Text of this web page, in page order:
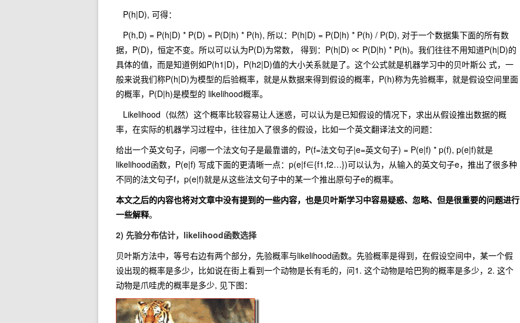
P(h|D), 可得：
P(h,D) = P(h|D) * P(D) = P(D|h) * P(h), 所以：P(h|D) = P(D|h) * P(h) / P(D), 对于一个数据集下面的所有数
据，P(D)，恒定不变。所以可以认为P(D)为常数， 得到：P(h|D) ∝ P(D|h) * P(h)。我们往往不用知道P(h|D)的
具体的值，而是知道例如P(h1|D)，P(h2|D)值的大小关系就是了。这个公式就是机器学习中的贝叶斯公 式，一
般来说我们称P(h|D)为模型的后验概率，就是从数据来得到假设的概率，P(h)称为先验概率，就是假设空间里面
的概率，P(D|h)是模型的 likelihood概率。
Likelihood（似然）这个概率比较容易让人迷惑，可以认为是已知假设的情况下，求出从假设推出数据的概
率，在实际的机器学习过程中，往往加入了很多的假设，比如一个英文翻译法文的问题：
给出一个英文句子，问哪一个法文句子是最靠谱的，P(f=法文句子|e=英文句子) = P(e|f) * p(f), p(e|f)就是
likelihood函数，P(e|f) 写成下面的更清晰一点：p(e|f∈{f1,f2…})可以认为，从输入的英文句子e，推出了很多种
不同的法文句子f，p(e|f)就是从这些法文句子中的某一个推出原句子e的概率。
本文之后的内容也将对文章中没有提到的一些内容，也是贝叶斯学习中容易疑惑、忽略、但是很重要的问题进行
一些解释。
2) 先验分布估计，likelihood函数选择
贝叶斯方法中，等号右边有两个部分，先验概率与likelihood函数。先验概率是得到，在假设空间中，某一个假
设出现的概率是多少，比如说在街上看到一个动物是长有毛的，问1. 这个动物是哈巴狗的概率是多少，2. 这个
动物是爪哇虎的概率是多少, 见下图：